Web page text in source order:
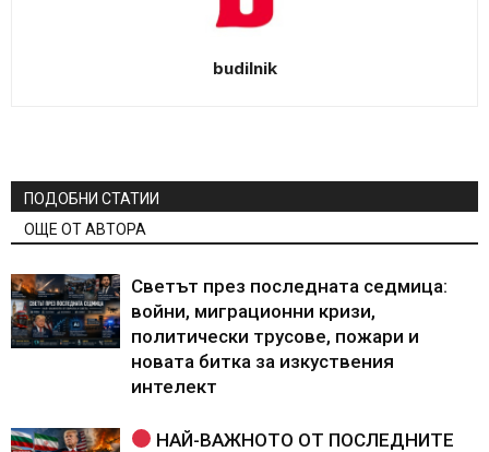
budilnik
ПОДОБНИ СТАТИИ
ОЩЕ ОТ АВТОРА
Светът през последната седмица:
войни, миграционни кризи,
политически трусове, пожари и
новата битка за изкуствения
интелект
НАЙ-ВАЖНОТО ОТ ПОСЛЕДНИТЕ